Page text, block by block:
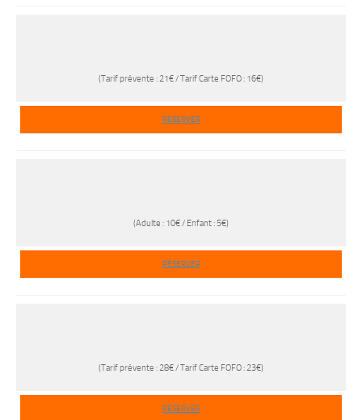
(Tarif prévente : 21€ / Tarif Carte FOFO : 16€)
RÉSERVER
(Adulte : 10€ / Enfant : 5€)
RÉSERVER
(Tarif prévente : 28€ / Tarif Carte FOFO : 23€)
RÉSERVER